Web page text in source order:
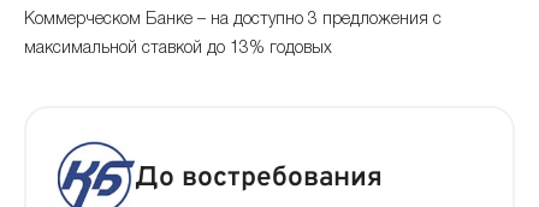
Коммерческом Банке – на доступно 3 предложения с
максимальной ставкой до 13% годовых
До востребования